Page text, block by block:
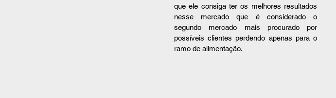
que ele consiga ter os melhores resultados
nesse mercado que é considerado o
segundo mercado mais procurado por
possíveis clientes perdendo apenas para o
ramo de alimentação.